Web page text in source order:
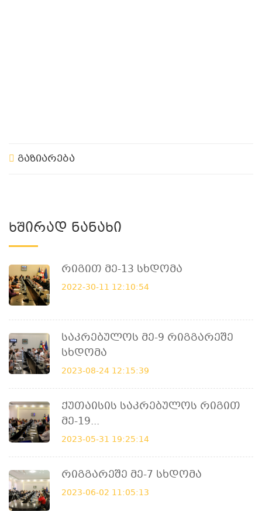
გაზიარება
Ხშირად Ნანახი
Რიგით Მე-13 Სხდომა
2022-30-11 12:10:54
Საკრებულოს Მე-9 Რიგგარეშე
Სხდომა
2023-08-24 12:15:39
Ქუთაისის Საკრებულოს Რიგით
Მე-19...
2023-05-31 19:25:14
Რიგგარეშე Მე-7 Სხდომა
2023-06-02 11:05:13